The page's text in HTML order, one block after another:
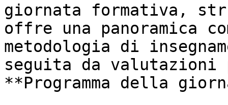
giornata formativa,
offre una panoramica
metodologia di
seguita da
**Programma della